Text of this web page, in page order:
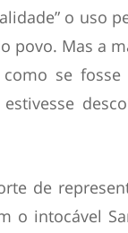
o uso
povo. Mas a
se
de
o intocável